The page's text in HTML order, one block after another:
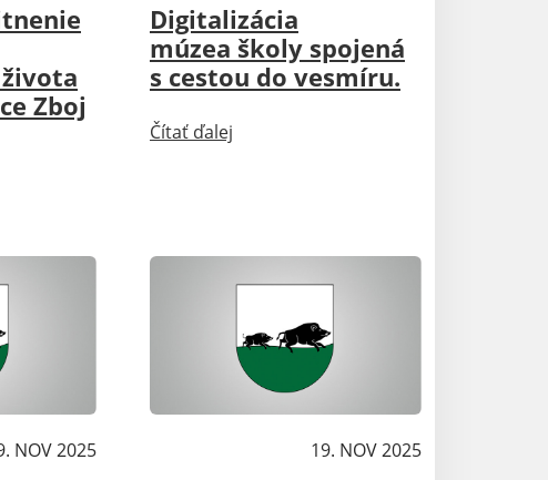
Zboj
Digitalizácia
múzea školy spojená
s cestou do vesmíru.
Čítať ďalej
NOV 2025 19. NOV 2025